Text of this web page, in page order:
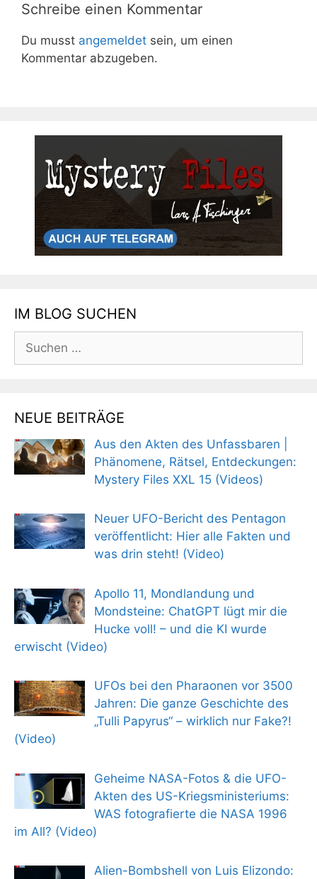
Schreibe einen Kommentar
Du musst angemeldet sein, um einen
Kommentar abzugeben.
IM BLOG SUCHEN
nach:
NEUE BEITRÄGE
Aus den Akten des Unfassbaren |
Phänomene, Rätsel, Entdeckungen:
Mystery Files XXL 15 (Videos)
Neuer UFO-Bericht des Pentagon
veröffentlicht: Hier alle Fakten und
was drin steht! (Video)
Apollo 11, Mondlandung und
Mondsteine: ChatGPT lügt mir die
Hucke voll! – und die KI wurde
erwischt (Video)
UFOs bei den Pharaonen vor 3500
Jahren: Die ganze Geschichte des
„Tulli Papyrus“ – wirklich nur Fake?!
(Video)
Geheime NASA-Fotos & die UFO-
Akten des US-Kriegsministeriums:
WAS fotografierte die NASA 1996
im All? (Video)
Alien-Bombshell von Luis Elizondo: